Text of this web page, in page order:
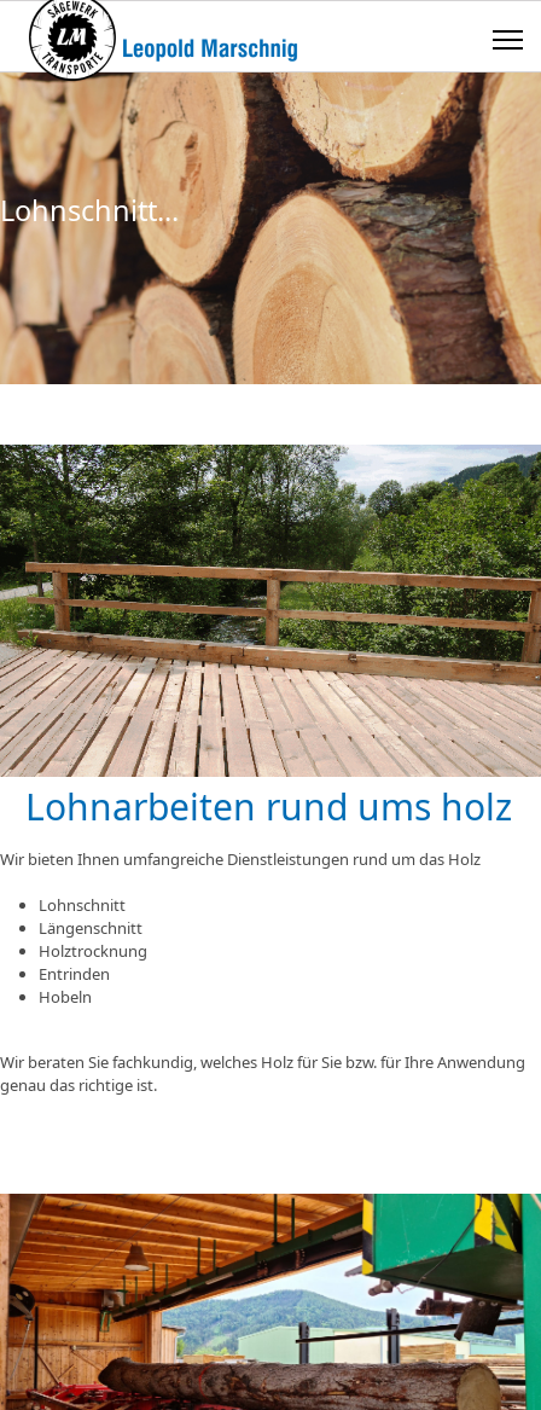
Lohnschnitt...
Lohnarbeiten rund ums holz
Wir bieten Ihnen umfangreiche Dienstleistungen rund um das Holz
Lohnschnitt
Längenschnitt
Holztrocknung
Entrinden
Hobeln
Wir beraten Sie fachkundig, welches Holz für Sie bzw. für Ihre Anwendung
genau das richtige ist.